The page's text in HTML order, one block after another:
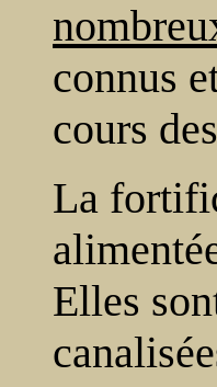
connus
cours
La
Elles